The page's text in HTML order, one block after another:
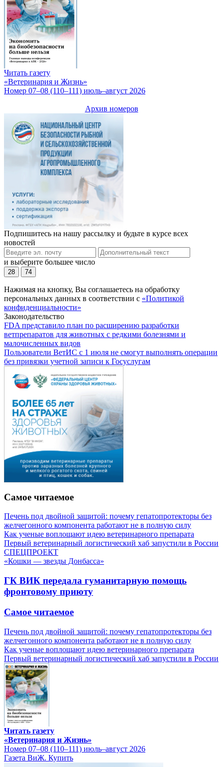
Читать газету
«Ветеринария и Жизнь»
Номер 07–08 (110–111) июль–август 2026
Архив номеров
Подпишитесь на нашу рассылку и будьте в курсе всех
новостей
и выберите большее число
28 74
Нажимая на кнопку, Вы соглашаетесь на обработку
персональных данных в соответствии с «Политикой
конфиденциальности»
Законодательство
FDA представило план по расширению разработки
ветпрепаратов для животных с редкими болезнями и
малочисленных видов
Пользователи ВетИС с 1 июля не смогут выполнять операции
без привязки учетной записи к Госуслугам
Самое читаемое
Печень под двойной защитой: почему гепатопротекторы без
желчегонного компонента работают не в полную силу
Как ученые воплощают идею ветеринарного препарата
Первый ветеринарный логистический хаб запустили в России
СПЕЦПРОЕКТ
«Кошки — звезды Донбасса»
ГК ВИК передала гуманитарную помощь
фронтовому приюту
Самое читаемое
Печень под двойной защитой: почему гепатопротекторы без
желчегонного компонента работают не в полную силу
Как ученые воплощают идею ветеринарного препарата
Первый ветеринарный логистический хаб запустили в России
Читать газету
«Ветеринария и Жизнь»
Номер 07–08 (110–111) июль–август 2026
Газета ВиЖ. Купить